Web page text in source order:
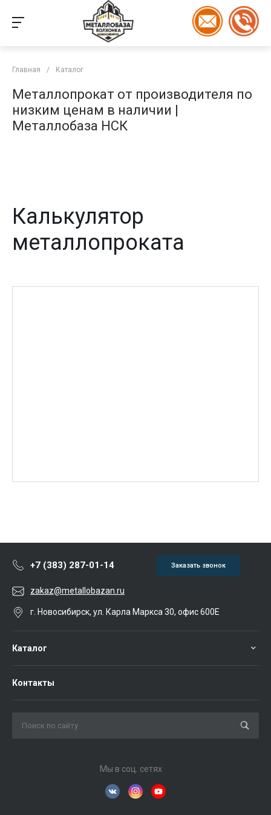
Главная / Каталог
Металлопрокат от производителя по
низким ценам в наличии |
Металлобаза НСК
Калькулятор
металлопроката
+7 (383) 287-01-14 Заказать звонок
zakaz@metallobazan.ru
г. Новосибирск, ул. Карла Маркса 30, офис 600Е
Каталог
Контакты
Мы в соц. сетях